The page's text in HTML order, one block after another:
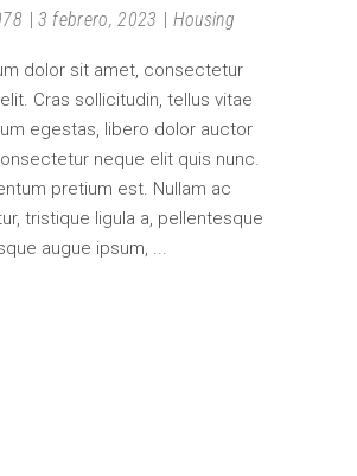
3 febrero, 2023 Housing
dolor sit amet, consectetur
Cras sollicitudin, tellus vitae
egestas, libero dolor auctor
neque elit quis nunc.
pretium est. Nullam ac
tristique ligula a, pellentesque
augue ipsum,